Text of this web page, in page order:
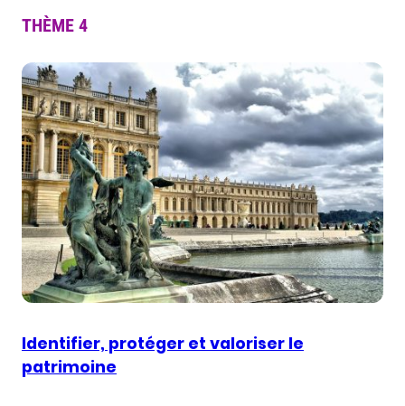
THÈME 4
Identifier, protéger et valoriser le
patrimoine